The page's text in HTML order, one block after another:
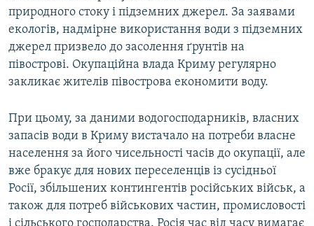
природного стоку і підземних джерел. За заявами
екологів, надмірне використання води з підземних
джерел призвело до засолення ґрунтів на
півострові. Окупаційна влада Криму регулярно
закликає жителів півострова економити воду.
При цьому, за даними водогосподарників, власних
запасів води в Криму вистачало на потреби власне
населення за його чисельності часів до окупації, але
вже бракує для нових переселенців із сусідньої
Росії, збільшених контингентів російських військ, а
також для потреб військових частин, промисловості